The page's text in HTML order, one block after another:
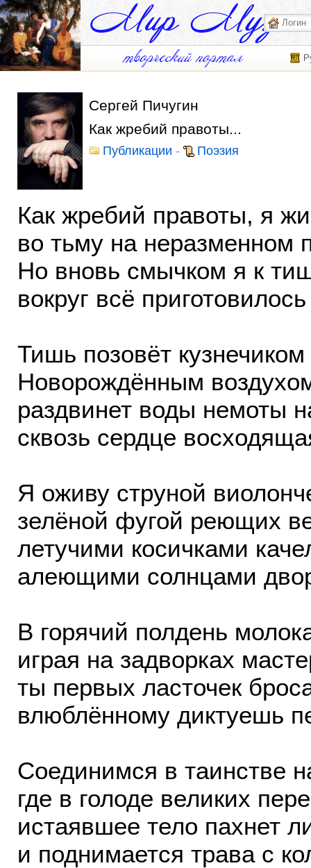
Сергей Пичугин
Как жребий правоты...
Публикации - Поэзия
Как жребий правоты, я
во тьму на неразменном
Но вновь смычком я к
вокруг всё
Тишь позовёт
Новорождённым
раздвинет воды немоты
сквозь сердце
Я оживу струной
зелёной фугой реющих
летучими косичками
алеющими солнцами
В горячий полдень
играя на задворках
ты первых ласточек
влюблённому диктуешь
Соединимся в таинстве
где в голоде великих
истаявшее тело пахнет
и поднимается трава с